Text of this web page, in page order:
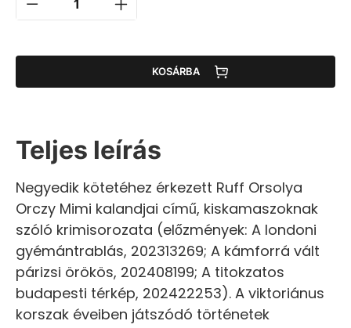
KOSÁRBA
Teljes leírás
Negyedik kötetéhez érkezett Ruff Orsolya
Orczy Mimi kalandjai című, kiskamaszoknak
szóló krimisorozata (előzmények: A londoni
gyémántrablás, 202313269; A kámforrá vált
párizsi örökös, 202408199; A titokzatos
budapesti térkép, 202422253). A viktoriánus
korszak éveiben játszódó történetek